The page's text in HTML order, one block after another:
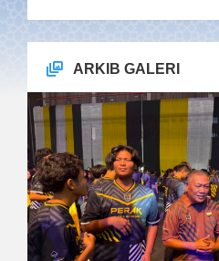
ARKIB GALERI